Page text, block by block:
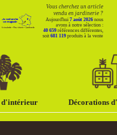
Vous cherchez un article
vendu en jardinerie ?
Aujourd'hui 7 août 2026 nous
avons à notre sélection :
40 659 références différentes,
soit 681 119 produits à la vente
d'intérieur Décorations